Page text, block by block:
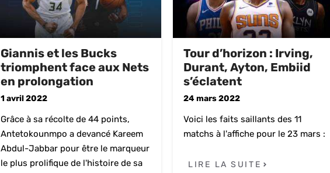
Giannis et les Bucks
triomphent face aux Nets
en prolongation
1 avril 2022
Grâce à sa récolte de 44 points,
Antetokounmpo a devancé Kareem
Abdul-Jabbar pour être le marqueur
le plus prolifique de l'histoire de sa
Tour d’horizon : Irving,
Durant, Ayton, Embiid
s’éclatent
24 mars 2022
Voici les faits saillants des 11
matchs à l'affiche pour le 23 mars :
LIRE LA SUITE